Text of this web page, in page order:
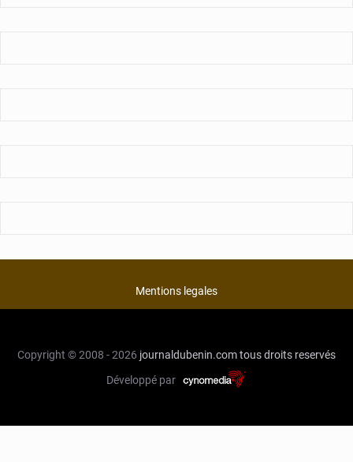
Mentions legales
Copyright © 2008 - 2026 journaldubenin.comtous droits reservés
Développé par